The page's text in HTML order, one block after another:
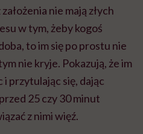
nie mają złych
w tym, żeby kogoś
to im się po prostu nie
nie kryje. Pokazują, że im
i przytulając się, dając
25 czy 30 minut
z nimi więź.